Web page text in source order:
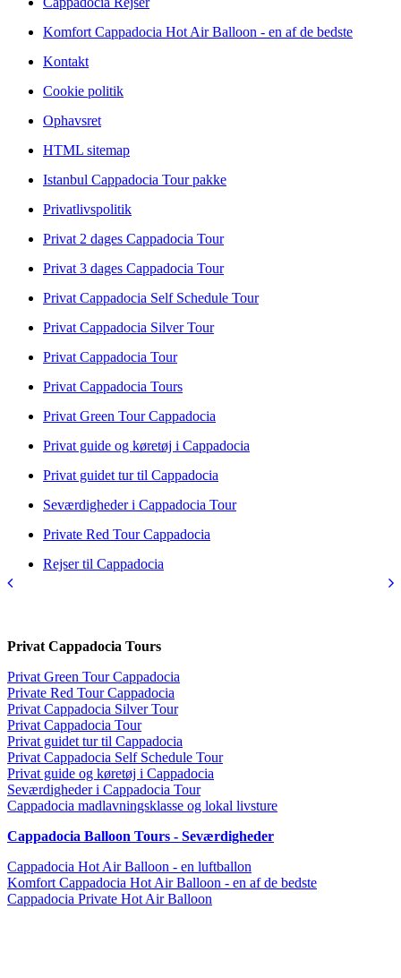
Komfort Cappadocia Hot Air Balloon - en af de bedste
Kontakt
Cookie politik
Ophavsret
HTML sitemap
Istanbul Cappadocia Tour pakke
Privatlivspolitik
Privat 2 dages Cappadocia Tour
Privat 3 dages Cappadocia Tour
Privat Cappadocia Self Schedule Tour
Privat Cappadocia Silver Tour
Privat Cappadocia Tour
Privat Cappadocia Tours
Privat Green Tour Cappadocia
Privat guide og køretøj i Cappadocia
Privat guidet tur til Cappadocia
Seværdigheder i Cappadocia Tour
Private Red Tour Cappadocia
Rejser til Cappadocia
Privat Cappadocia Tours
Privat Green Tour Cappadocia
Private Red Tour Cappadocia
Privat Cappadocia Silver Tour
Privat Cappadocia Tour
Privat guidet tur til Cappadocia
Privat Cappadocia Self Schedule Tour
Privat guide og køretøj i Cappadocia
Seværdigheder i Cappadocia Tour
Cappadocia madlavningsklasse og lokal livsture
Cappadocia Balloon Tours - Seværdigheder
Cappadocia Hot Air Balloon - en luftballon
Komfort Cappadocia Hot Air Balloon - en af de bedste
Cappadocia Private Hot Air Balloon